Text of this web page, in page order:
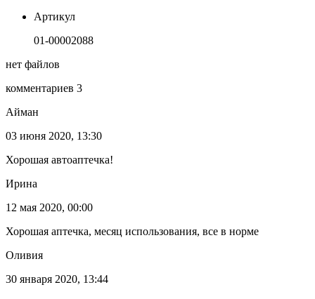
Артикул
01-00002088
нет файлов
комментариев 3
Айман
03 июня 2020, 13:30
Хорошая автоаптечка!
Ирина
12 мая 2020, 00:00
Хорошая аптечка, месяц использования, все в норме
Оливия
30 января 2020, 13:44